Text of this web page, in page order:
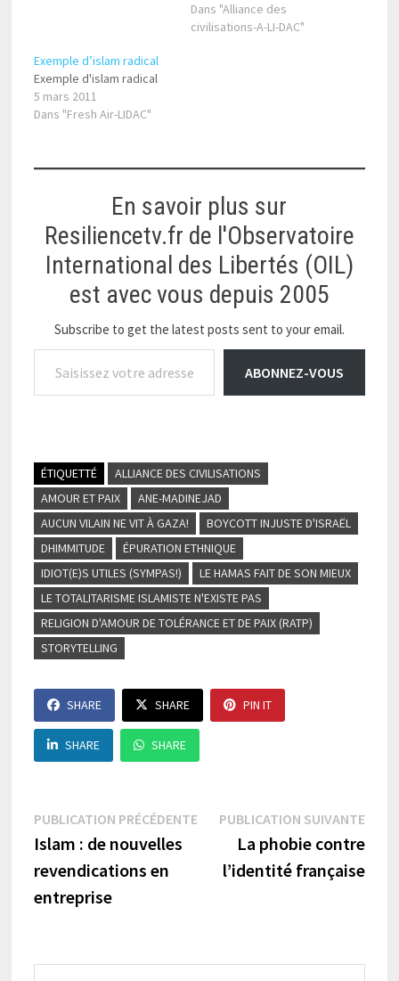
Dans "Alliance des
civilisations-A-LI-DAC"
Exemple d’islam radical
Exemple d'islam radical
5 mars 2011
Dans "Fresh Air-LIDAC"
En savoir plus sur
Resiliencetv.fr de l'Observatoire
International des Libertés (OIL)
est avec vous depuis 2005
Subscribe to get the latest posts sent to your email.
Saisissez votre adresse e-mail…
ABONNEZ-VOUS
ÉTIQUETTÉ
ALLIANCE DES CIVILISATIONS
AMOUR ET PAIX
ANE-MADINEJAD
AUCUN VILAIN NE VIT À GAZA!
BOYCOTT INJUSTE D'ISRAËL
DHIMMITUDE
ÉPURATION ETHNIQUE
IDIOT(E)S UTILES (SYMPAS!)
LE HAMAS FAIT DE SON MIEUX
LE TOTALITARISME ISLAMISTE N'EXISTE PAS
RELIGION D'AMOUR DE TOLÉRANCE ET DE PAIX (RATP)
STORYTELLING
SHARE SHARE PIN IT
SHARE SHARE
Navigation
de
l’article
PUBLICATION PRÉCÉDENTEPublication
précédente :
Islam : de nouvelles
revendications en
entreprise
PUBLICATION SUIVANTE
La phobie contre
l’identité française